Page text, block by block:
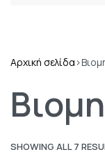
Αρχική σελίδα ›
SHOWING ALL 7